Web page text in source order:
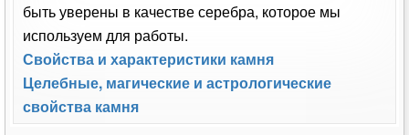
быть уверены в качестве серебра, которое мы
используем для работы.
Свойства и характеристики камня
Целебные, магические и астрологические
свойства камня